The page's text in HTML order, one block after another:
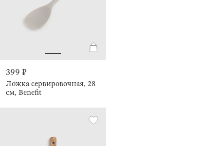
399 ₽
Ложка сервировочная, 28
см, Benefit